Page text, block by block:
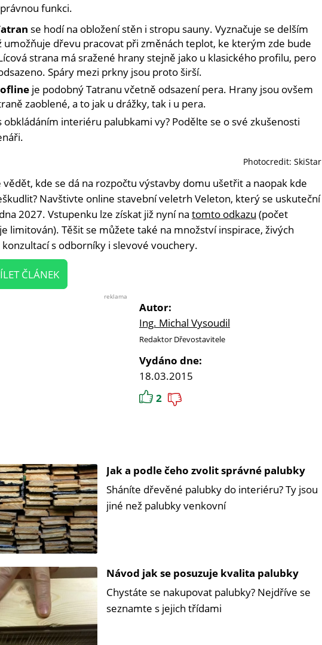
funkci.
se hodí na obložení stěn i stropu sauny. Vyznačuje se delším
umožňuje dřevu pracovat při změnách teplot, ke kterým zde bude
strana má sražené hrany stejně jako u klasického profilu, pero
Spáry mezi prkny jsou proto širší.
je podobný Tatranu včetně odsazení pera. Hrany jsou ovšem
zaoblené, a to jak u drážky, tak i u pera.
obkládáním interiéru palubkami vy? Podělte se o své zkušenosti
Photocredit: SkiStar
vědět, kde se dá na rozpočtu výstavby domu ušetřit a naopak kde
Navštivte online stavební veletrh Veleton, který se uskuteční
2027. Vstupenku lze získat již nyní na tomto odkazu (počet
limitován). Těšit se můžete také na množství inspirace, živých
s odborníky i slevové vouchery.
ČLÁNEK
reklama
Autor:
Ing. Michal Vysoudil
Redaktor Dřevostavitele
Vydáno dne:
18.03.2015
2
Jak a podle čeho zvolit správné palubky
Sháníte dřevěné palubky do interiéru? Ty jsou
jiné než palubky venkovní
Návod jak se posuzuje kvalita palubky
Chystáte se nakupovat palubky? Nejdříve se
seznamte s jejich třídami